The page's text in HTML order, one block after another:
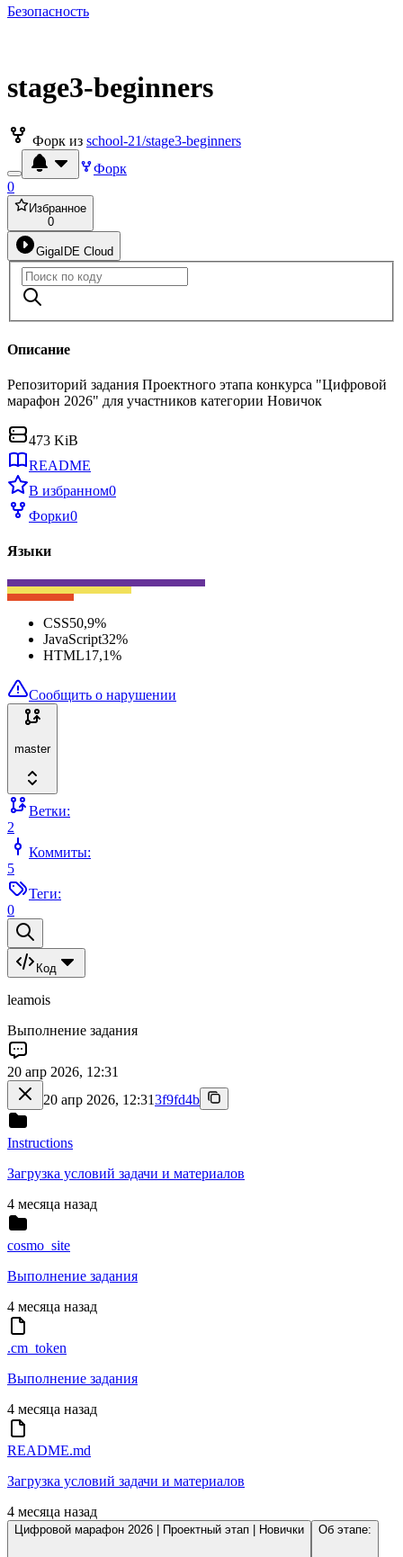
Безопасность
stage3-beginners
Форк из school-21/stage3-beginners
Форк
0
Избранное
0
GigaIDE Cloud
Описание
Репозиторий задания Проектного этапа конкурса "Цифровой
марафон 2026" для участников категории Новичок
473 KiB
README
В избранном0
Форки0
Языки
CSS50,9%
JavaScript32%
HTML17,1%
Сообщить о нарушении
master
Ветки:
2
Коммиты:
5
Теги:
0
Код
leamois
Выполнение задания
20 апр 2026, 12:31
20 апр 2026, 12:313f9fd4b
Instructions
Загрузка условий задачи и материалов
4 месяца назад
cosmo_site
Выполнение задания
4 месяца назад
.cm_token
Выполнение задания
4 месяца назад
README.md
Загрузка условий задачи и материалов
4 месяца назад
Цифровой марафон 2026 | Проектный этап | Новички Об этапе: